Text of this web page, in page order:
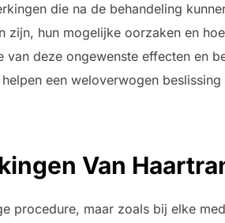
die na de behandeling
hun mogelijke oorzaken en
deze ongewenste effecten en
een weloverwogen
Van
procedure, maar zoals bij elke